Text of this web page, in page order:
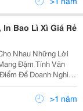
Bao Lì Xì Giá Rẻ
Nhau Những Lời
Đậm Tính Văn
Của Mình Việc
Không Những>1 năm